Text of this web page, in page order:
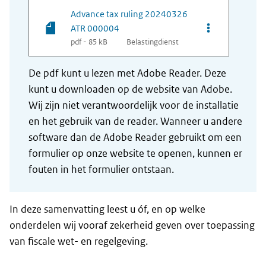
Advance tax ruling 20240326
ATR 000004
pdf - 85 kB Belastingdienst
Opties van
De pdf kunt u lezen met Adobe Reader. Deze
kunt u downloaden op de website van Adobe.
Wij zijn niet verantwoordelijk voor de installatie
en het gebruik van de reader. Wanneer u andere
software dan de Adobe Reader gebruikt om een
formulier op onze website te openen, kunnen er
fouten in het formulier ontstaan.
In deze samenvatting leest u óf, en op welke
onderdelen wij vooraf zekerheid geven over toepassing
van fiscale wet- en regelgeving.